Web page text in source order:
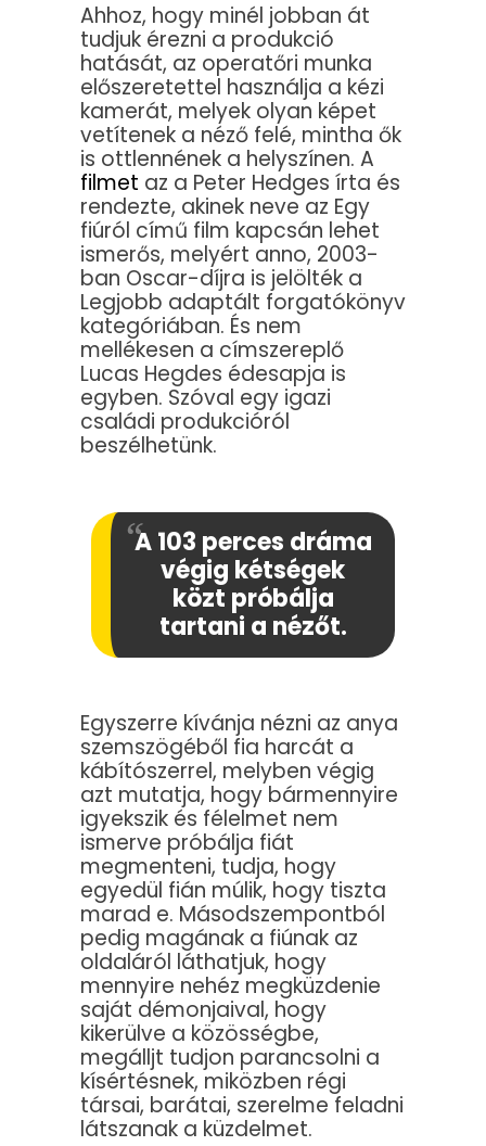
Ahhoz, hogy minél jobban át
tudjuk érezni a produkció
hatását, az operatőri munka
előszeretettel használja a kézi
kamerát, melyek olyan képet
vetítenek a néző felé, mintha ők
is ottlennének a helyszínen. A
filmet az a Peter Hedges írta és
rendezte, akinek neve az Egy
fiúról című film kapcsán lehet
ismerős, melyért anno, 2003-
ban Oscar-díjra is jelölték a
Legjobb adaptált forgatókönyv
kategóriában. És nem
mellékesen a címszereplő
Lucas Hegdes édesapja is
egyben. Szóval egy igazi
családi produkcióról
beszélhetünk.
A 103 perces dráma
végig kétségek
közt próbálja
tartani a nézőt.
Egyszerre kívánja nézni az anya
szemszögéből fia harcát a
kábítószerrel, melyben végig
azt mutatja, hogy bármennyire
igyekszik és félelmet nem
ismerve próbálja fiát
megmenteni, tudja, hogy
egyedül fián múlik, hogy tiszta
marad e. Másodszempontból
pedig magának a fiúnak az
oldaláról láthatjuk, hogy
mennyire nehéz megküzdenie
saját démonjaival, hogy
kikerülve a közösségbe,
megálljt tudjon parancsolni a
kísértésnek, miközben régi
társai, barátai, szerelme feladni
látszanak a küzdelmet.